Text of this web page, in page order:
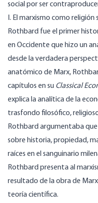
social por ser
I. El marxismo como religión
Rothbard fue el primer
en Occidente que hizo un
desde la verdadera
anatómico de Marx,
capítulos en su Classical
explica la analítica de la
trasfondo filosófico,
Rothbard argumentaba
sobre historia, propiedad,
raíces en el sanguinario
Rothbard presenta al
resultado de la obra de
teoría científica.